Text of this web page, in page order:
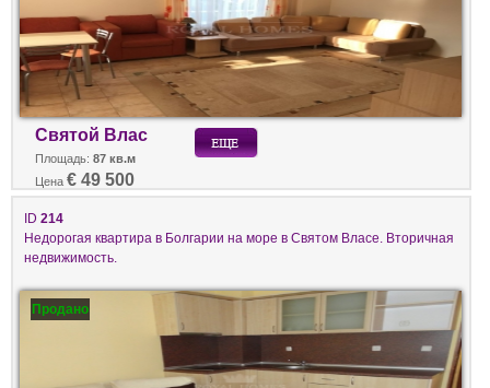
Святой Влас
Площадь: 87 кв.м
Цена € 49 500
ID 214
Недорогая квартира в Болгарии на море в Святом Власе. Вторичная
недвижимость.
Продано